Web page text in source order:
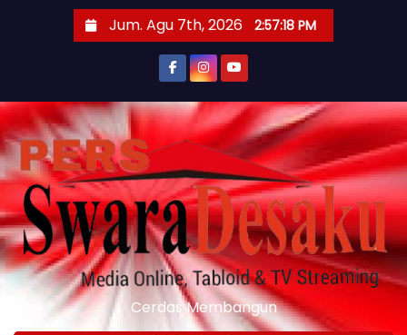
t
o
c
o
n
t
e
Jum. Agu 7th, 2026 2:57:20 PM
Cerdas Membangun